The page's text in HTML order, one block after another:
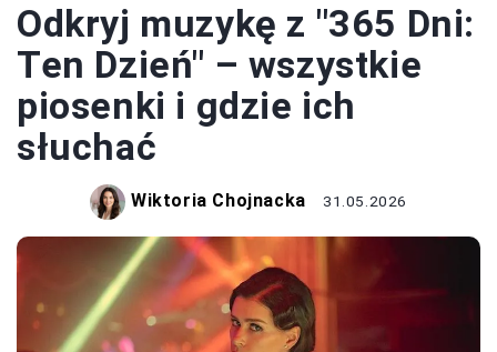
Odkryj muzykę z "365 Dni:
Ten Dzień" – wszystkie
piosenki i gdzie ich
słuchać
Wiktoria Chojnacka 31.05.2026